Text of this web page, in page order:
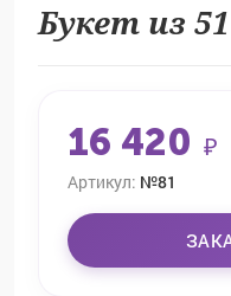
Букет из
16 420 ₽
Артикул: №81